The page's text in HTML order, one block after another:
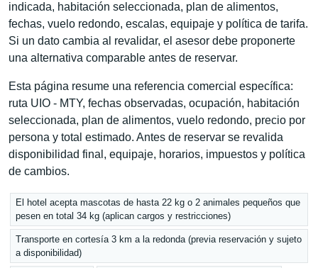
indicada, habitación seleccionada, plan de alimentos,
fechas, vuelo redondo, escalas, equipaje y política de tarifa.
Si un dato cambia al revalidar, el asesor debe proponerte
una alternativa comparable antes de reservar.
Esta página resume una referencia comercial específica:
ruta UIO - MTY, fechas observadas, ocupación, habitación
seleccionada, plan de alimentos, vuelo redondo, precio por
persona y total estimado. Antes de reservar se revalida
disponibilidad final, equipaje, horarios, impuestos y política
de cambios.
El hotel acepta mascotas de hasta 22 kg o 2 animales pequeños que
pesen en total 34 kg (aplican cargos y restricciones)
Transporte en cortesía 3 km a la redonda (previa reservación y sujeto
a disponibilidad)